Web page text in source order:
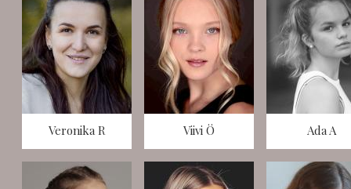
Veronika R Viivi Ö Ada A